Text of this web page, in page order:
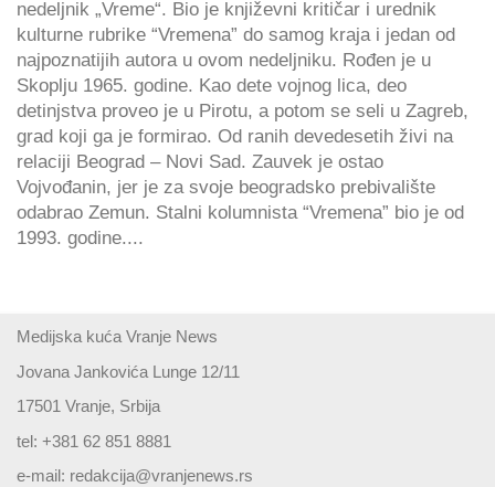
nedeljnik „Vreme“. Bio je književni kritičar i urednik
kulturne rubrike “Vremena” do samog kraja i jedan od
najpoznatijih autora u ovom nedeljniku. Rođen je u
Skoplju 1965. godine. Kao dete vojnog lica, deo
detinjstva proveo je u Pirotu, a potom se seli u Zagreb,
grad koji ga je formirao. Od ranih devedesetih živi na
relaciji Beograd – Novi Sad. Zauvek je ostao
Vojvođanin, jer je za svoje beogradsko prebivalište
odabrao Zemun. Stalni kolumnista “Vremena” bio je od
1993. godine....
Medijska kuća Vranje News
Jovana Jankovića Lunge 12/11
17501 Vranje, Srbija
tel: +381 62 851 8881
e-mail: redakcija@vranjenews.rs